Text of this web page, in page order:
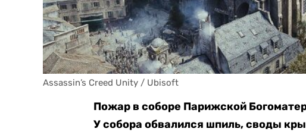
Assassin’s Creed Unity / Ubisoft
Пожар в соборе Парижской
У собора обвалился шпиль, своды